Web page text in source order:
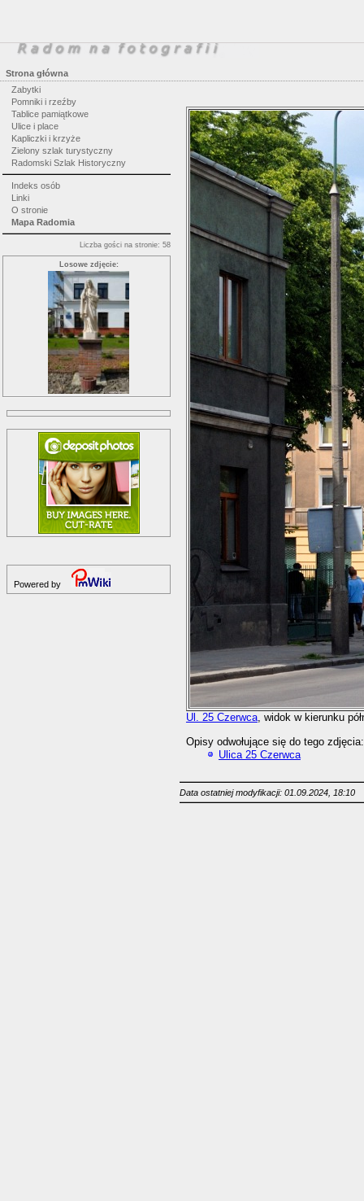
Strona główna
Zabytki
Pomniki i rzeźby
Tablice pamiątkowe
Ulice i place
Kapliczki i krzyże
Zielony szlak turystyczny
Radomski Szlak Historyczny
Indeks osób
Linki
O stronie
Mapa Radomia
Liczba gości na stronie: 58
Losowe zdjęcie:
Powered by
Ul. 25 Czerwca, widok w kierunku
Opisy odwołujące się do tego zdjęcia:
Ulica 25 Czerwca
Data ostatniej modyfikacji: 01.09.2024, 18:10